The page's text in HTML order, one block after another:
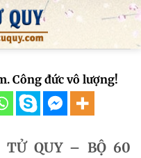
Công đức vô lượng!
QUY – BỘ 60